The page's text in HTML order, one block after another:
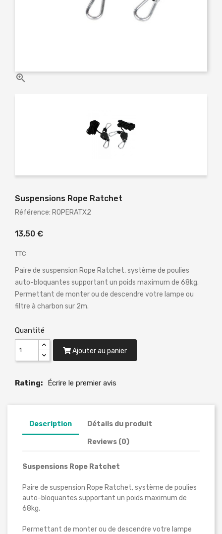

Suspensions Rope Ratchet
Référence: ROPERATX2
13,50 €
TTC
Paire de suspension Rope Ratchet, système de poulies
auto-bloquantes supportant un poids maximum de 68kg.
Permettant de monter ou de descendre votre lampe ou
filtre à charbon sur 2m.
Quantité
Ajouter au panier
Rating: Écrire le premier avis
Description Détails du produit
Reviews (0)
Suspensions Rope Ratchet
Paire de suspension Rope Ratchet, système de poulies
auto-bloquantes supportant un poids maximum de
68kg.
Permettant de monter ou de descendre votre lampe